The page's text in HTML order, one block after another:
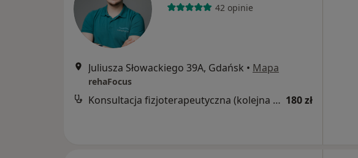
42 opinie
Juliusza Słowackiego 39A, Gdańsk • Mapa
rehaFocus
Konsultacja fizjoterapeutyczna (kolejna wizyta) 180 zł